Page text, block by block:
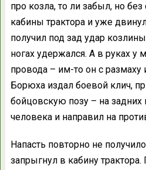
про козла, то ли забыл, но
кабины трактора и уже
получил под зад удар
ногах удержался. А в руках
провода – им-то он с размаху
Борюха издал боевой клич,
бойцовскую позу – на задних
человека и направил на
Напасть повторно не
запрыгнул в кабину трактора.